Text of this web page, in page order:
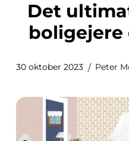
Det
boligejere
30 oktober 2023 Peter